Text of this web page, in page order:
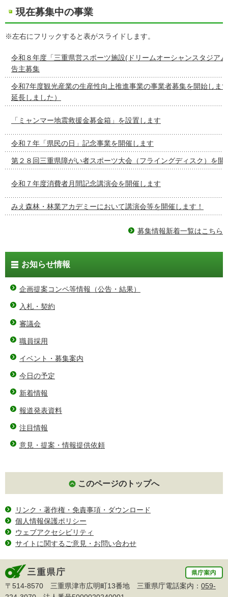
現在募集中の事業
※左右にフリックすると表がスライドします。
令和８年度「三重県営スポーツ施設(ドリームオーシャンスタジア
告主募集
令和7年度観光産業の生産性向上推進事業の事業者募集を開始しま
延長しました）
「ミャンマー地震救援金募金箱」を設置します
令和７年「県民の日」記念事業を開催します
第２８回三重県障がい者スポーツ大会（フライングディスク）を開
令和７年度消費者月間記念講演会を開催します
みえ森林・林業アカデミーにおいて講演会等を開催します！
募集情報新着一覧はこちら
お知らせ情報
企画提案コンペ等情報（公告・結果）
入札・契約
審議会
職員採用
イベント・募集案内
今日の予定
新着情報
報道発表資料
注目情報
意見・提案・情報提供依頼
このページのトップへ
リンク・著作権・免責事項・ダウンロード
個人情報保護ポリシー
ウェブアクセシビリティ
サイトに関するご意見・お問い合わせ
〒514-8570 三重県津市広明町13番地 三重県庁電話案内： 059-